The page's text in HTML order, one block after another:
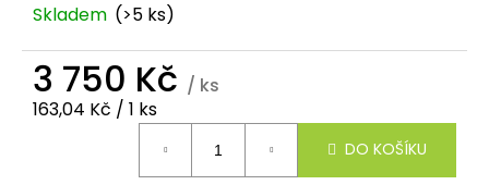
Skladem (>5 ks)
3 750 Kč / ks
Měrná
163,04 Kč / 1 ks
DO KOŠÍKU
e
m